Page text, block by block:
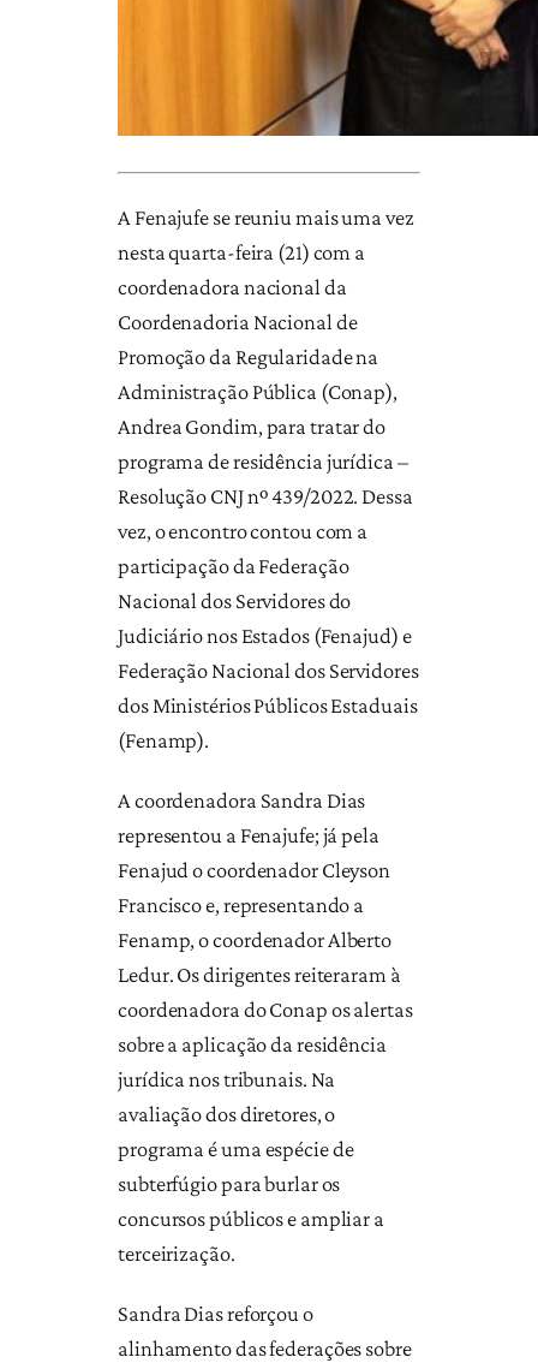
A Fenajufe se reuniu mais uma vez
nesta quarta-feira (21) com a
coordenadora nacional da
Coordenadoria Nacional de
Promoção da Regularidade na
Administração Pública (Conap),
Andrea Gondim, para tratar do
programa de residência jurídica –
Resolução CNJ nº 439/2022. Dessa
vez, o encontro contou com a
participação da Federação
Nacional dos Servidores do
Judiciário nos Estados (Fenajud) e
Federação Nacional dos Servidores
dos Ministérios Públicos Estaduais
(Fenamp).
A coordenadora Sandra Dias
representou a Fenajufe; já pela
Fenajud o coordenador Cleyson
Francisco e, representando a
Fenamp, o coordenador Alberto
Ledur. Os dirigentes reiteraram à
coordenadora do Conap os alertas
sobre a aplicação da residência
jurídica nos tribunais. Na
avaliação dos diretores, o
programa é uma espécie de
subterfúgio para burlar os
concursos públicos e ampliar a
terceirização.
Sandra Dias reforçou o
alinhamento das federações sobre